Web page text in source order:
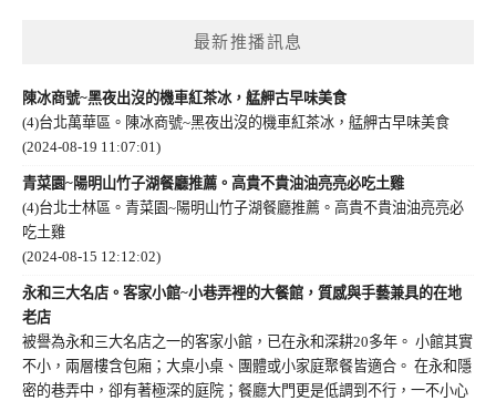
最新推播訊息
陳冰商號~黑夜出沒的機車紅茶冰，艋舺古早味美食
(4)台北萬華區。陳冰商號~黑夜出沒的機車紅茶冰，艋舺古早味美食
(2024-08-19 11:07:01)
青菜園~陽明山竹子湖餐廳推薦。高貴不貴油油亮亮必吃土雞
(4)台北士林區。青菜園~陽明山竹子湖餐廳推薦。高貴不貴油油亮亮必
吃土雞
(2024-08-15 12:12:02)
永和三大名店。客家小館~小巷弄裡的大餐館，質感與手藝兼具的在地
老店
被譽為永和三大名店之一的客家小館，已在永和深耕20多年。 小館其實
不小，兩層樓含包廂；大桌小桌、團體或小家庭聚餐皆適合。 在永和隱
密的巷弄中，卻有著極深的庭院；餐廳大門更是低調到不行，一不小心